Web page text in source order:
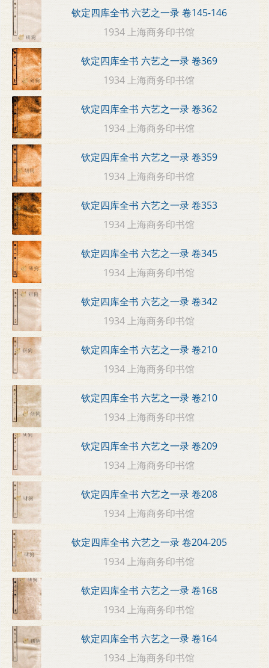
钦定四库全书 六艺之一录 卷145-146
1934 上海商务印书馆
钦定四库全书 六艺之一录 卷369
1934 上海商务印书馆
钦定四库全书 六艺之一录 卷362
1934 上海商务印书馆
钦定四库全书 六艺之一录 卷359
1934 上海商务印书馆
钦定四库全书 六艺之一录 卷353
1934 上海商务印书馆
钦定四库全书 六艺之一录 卷345
1934 上海商务印书馆
钦定四库全书 六艺之一录 卷342
1934 上海商务印书馆
钦定四库全书 六艺之一录 卷210
1934 上海商务印书馆
钦定四库全书 六艺之一录 卷210
1934 上海商务印书馆
钦定四库全书 六艺之一录 卷209
1934 上海商务印书馆
钦定四库全书 六艺之一录 卷208
1934 上海商务印书馆
钦定四库全书 六艺之一录 卷204-205
1934 上海商务印书馆
钦定四库全书 六艺之一录 卷168
1934 上海商务印书馆
钦定四库全书 六艺之一录 卷164
1934 上海商务印书馆